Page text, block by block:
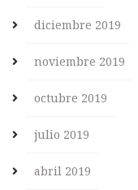
diciembre 2019
noviembre 2019
octubre 2019
julio 2019
abril 2019